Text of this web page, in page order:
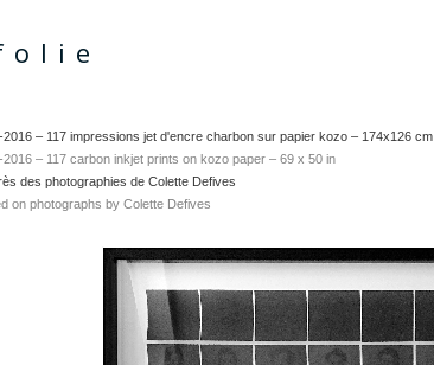
2016 – 117 impressions jet d'encre charbon sur papier kozo – 174x126 cm
2016 – 117 carbon inkjet prints on kozo paper – 69 x 50 in
des photographies de Colette Defives
on photographs by Colette Defives